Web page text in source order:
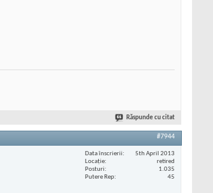
Răspunde cu citat
#7944
Data înscrierii
5th April 2013
Locaţie
retired
Posturi
1.035
Putere Rep
45